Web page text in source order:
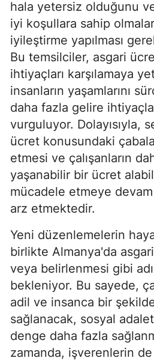
hala yetersiz olduğunu
iyi koşullara sahip
iyileştirme yapılması
Bu temsilciler, asgari
ihtiyaçları karşılamaya
insanların yaşamlarını
daha fazla gelire
vurguluyor. Dolayısıyla,
ücret konusundaki
etmesi ve çalışanların
yaşanabilir bir ücret
mücadele etmeye
arz etmektedir.
Yeni düzenlemelerin
birlikte Almanya'da asgari
veya belirlenmesi gibi
bekleniyor. Bu sayede,
adil ve insanca bir
sağlanacak, sosyal
denge daha fazla
zamanda, işverenlerin